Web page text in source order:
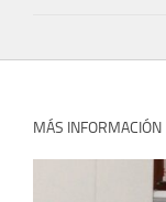
MÁS INFORMACIÓN